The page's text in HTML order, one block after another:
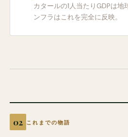
カタールの1人当たりGDPは地
ンフラはこれを完全に反映。
これまでの物語